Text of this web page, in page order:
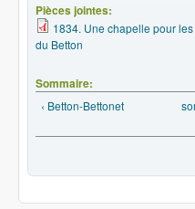
Pièces jointes:
1834. Une chapelle pour
du Betton
Sommaire:
‹ Betton-Bettonet